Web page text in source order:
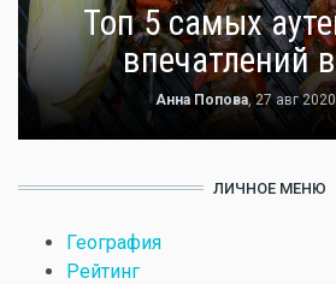
Топ 5 самых
впечатлений
Анна Попова, 27 авг
ЛИЧНОЕ МЕНЮ
География
Рейтинг